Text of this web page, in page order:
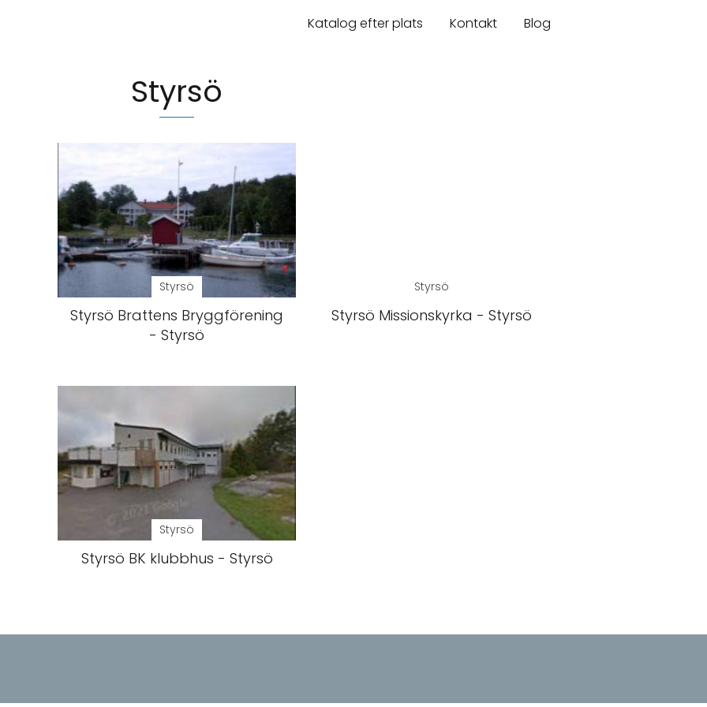
Katalog efter plats Kontakt Blog
Styrsö
Styrsö
Styrsö Brattens Bryggförening
- Styrsö
Styrsö
Styrsö Missionskyrka - Styrsö
Styrsö
Styrsö BK klubbhus - Styrsö